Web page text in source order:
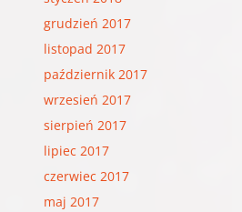
grudzień 2017
listopad 2017
październik 2017
wrzesień 2017
sierpień 2017
lipiec 2017
czerwiec 2017
maj 2017